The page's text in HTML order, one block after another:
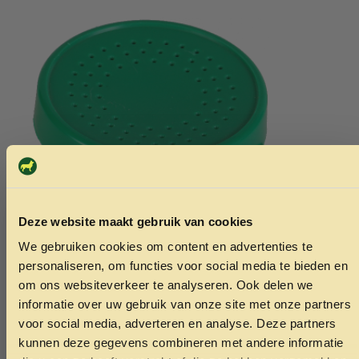
Deze website maakt gebruik van cookies
We gebruiken cookies om content en advertenties te
personaliseren, om functies voor social media te bieden en
om ons websiteverkeer te analyseren. Ook delen we
informatie over uw gebruik van onze site met onze partners
voor social media, adverteren en analyse. Deze partners
kunnen deze gegevens combineren met andere informatie
Quality madendoosje 85mmx40mm Beaphar
ONTVANG 5% KORTING OP
JE EERSTE BESTELLING!